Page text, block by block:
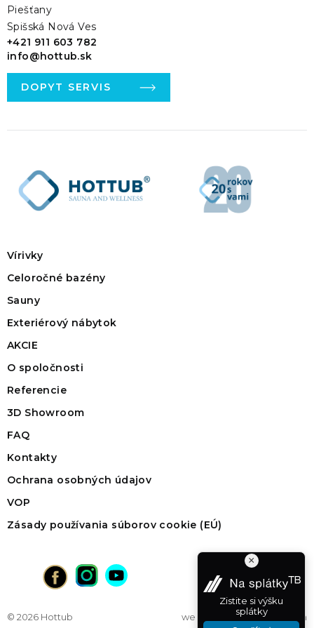
Piešťany
Spišská Nová Ves
+421 911 603 782
info@hottub.sk
DOPYT SERVIS
Vírivky
Celoročné bazény
Sauny
Exteriérový nábytok
AKCIE
O spoločnosti
Referencie
3D Showroom
FAQ
Kontakty
Ochrana osobných údajov
VOP
Zásady používania súborov cookie (EÚ)
© 2026 Hottub web na mieruod vibration
×
Zistite si výšku
splátky